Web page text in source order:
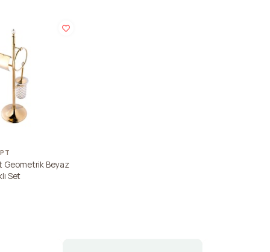
Geometrik Beyaz
Set